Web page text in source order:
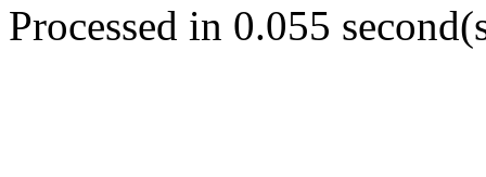
Processed in 0.055